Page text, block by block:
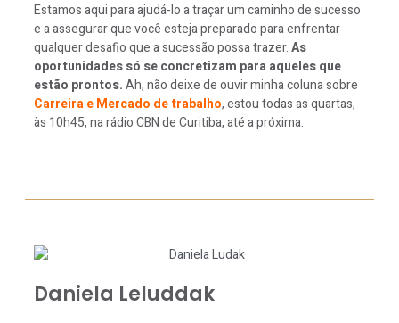
Estamos aqui para ajudá-lo a traçar um caminho de sucesso
e a assegurar que você esteja preparado para enfrentar
qualquer desafio que a sucessão possa trazer.As
oportunidades só se concretizam para aqueles que
estão prontos.Ah, não deixe de ouvir minha coluna sobre
Carreira e Mercado de trabalho, estou todas as quartas,
às 10h45, na rádio CBN de Curitiba, até a próxima.
Daniela Leluddak